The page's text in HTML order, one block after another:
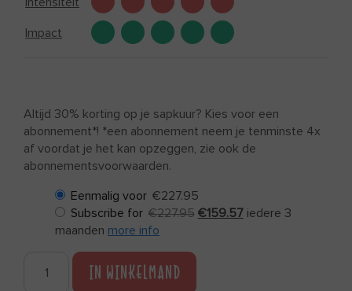
Impact
Altijd 30% korting op je sapkuur? Kies voor een
abonnement*! *een abonnement neem je tenminste 4x
af voordat je het kan opzeggen, zie ook de
abonnementsvoorwaarden.
Eenmalig voor €227.95
Subscribe for €227.95 €159.57 iedere 3
maanden more info
IN WINKELMAND